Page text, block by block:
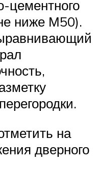
цементного
ниже М50).
на
дверного